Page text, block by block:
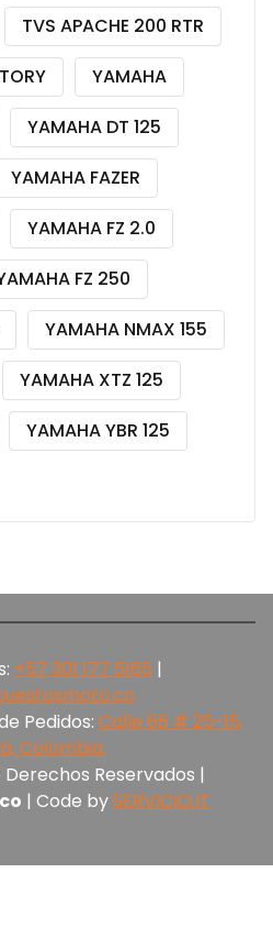
TVS APACHE 200 RTR
YAMAHA
YAMAHA DT 125
YAMAHA FAZER
YAMAHA FZ 2.0
FZ 250
YAMAHA NMAX 155
YAMAHA XTZ 125
YAMAHA YBR 125
+57 301 177 5165‬ |
Pedidos: Calle 66 # 25-15,
Colombia.
Reservados |
| Code bySERVICIO.IT